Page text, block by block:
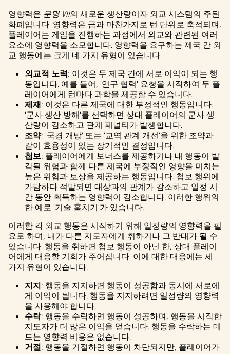
영향력은 문명 VII의 새로운 생산량이자 외교 시스템의 주된
화폐입니다. 영향력은 금과 마찬가지로 턴 단위로 축적되며,
플레이어는 게임을 진행하는 과정에서 외교와 관련된 여러
요소에 영향력을 소모합니다. 영향력을 요구하는 제국 간 외
교 행동에는 크게 네 가지 유형이 있습니다.
외교적 노력: 이것은 두 제국 간에 서로 이익이 되는 행
동입니다. 예를 들어, '연구 협력' 요청을 시작하여 두 플
레이어에게 턴마다 과학을 제공할 수 있습니다.
제재: 이것은 다른 제국에 대한 부정적인 행동입니다.
'군사 생산 방해'를 선택하면 상대 플레이어의 군사 생
산량이 감소하고 관계 페널티가 발생합니다.
조약: '국경 개방' 또는 '교역 관계 개선'을 위한 조약과
같이 효용성이 있는 장기적인 결정입니다.
첩보: 플레이어에게 보너스를 제공하거나 내 행동이 발
각될 위험과 함께 다른 제국에 부정적인 영향을 미치는
높은 위험과 보상을 제공하는 행동입니다. 첩보 행위에
가담하다 적발되면 대상과의 관계가 감소하고 일정 시
간 동안 획득하는 영향력이 감소합니다. 이러한 행위의
한 예로 '기술 훔치기'가 있습니다.
이러한 각 외교 행동은 시작하기 위해 일정량의 영향력을 필
요로 하며, 내가 다른 지도자에게 취하거나 그 반대가 될 수
있습니다. 행동을 취하면 첩보 행동이 아닌 한, 상대 플레이
어에게 대응할 기회가 주어집니다. 이에 대한 대응에는 세
가지 유형이 있습니다.
지지: 행동을 지지하면 행동이 성공함과 동시에 서로에
게 이익이 됩니다. 행동을 지지하려면 일정량의 영향력
을 사용해야 합니다.
수락: 행동을 수락하면 행동이 성공하며, 행동을 시작한
지도자가 더 많은 이익을 얻습니다. 행동을 수락하는 데
드는 영향력 비용은 없습니다.
거절: 행동을 거절하면 행동이 차단되지만, 플레이어가